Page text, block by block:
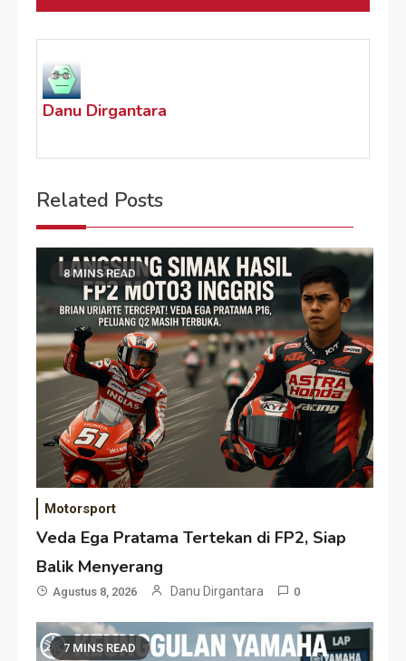
Danu Dirgantara
Related Posts
8 MINS READ
Motorsport
Veda Ega Pratama Tertekan di FP2, Siap
Balik Menyerang
Agustus 8, 2026 Danu Dirgantara 0
7 MINS READ